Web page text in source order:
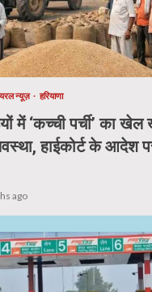
न्यूज़ हरियाणा
में ‘कच्ची पर्ची’ का
हाईकोर्ट के आदेश
ago